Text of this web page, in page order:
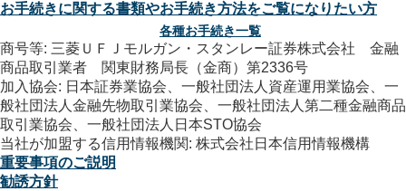
お手続きに関する書類やお手続き方法をご覧になりたい方
各種お手続き一覧
商号等: 三菱ＵＦＪモルガン・スタンレー証券株式会社 金融
商品取引業者 関東財務局長（金商）第2336号
加入協会: 日本証券業協会、一般社団法人資産運用業協会、一
般社団法人金融先物取引業協会、一般社団法人第二種金融商品
取引業協会、一般社団法人日本STO協会
当社が加盟する信用情報機関: 株式会社日本信用情報機構
重要事項のご説明
勧誘方針